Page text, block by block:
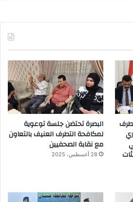
البصرة تحتضن جلسة توعوية
لمكافحة التطرف العنيف بالتعاون
مع نقابة الصحفيين
28 أغسطس، 2025